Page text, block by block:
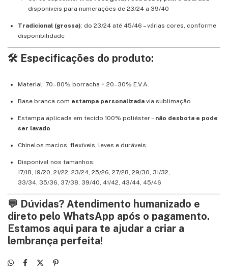
disponíveis para numerações de 23/24 a 39/40
Tradicional (grossa): do 23/24 até 45/46 – várias cores, conforme
disponibilidade
🛠️ Especificações do produto:
Material: 70–80% borracha + 20–30% E.V.A.
Base branca com estampa personalizada via sublimação
Estampa aplicada em tecido 100% poliéster – não desbota e pode
ser lavado
Chinelos macios, flexíveis, leves e duráveis
Disponível nos tamanhos:
17/18, 19/20, 21/22, 23/24, 25/26, 27/28, 29/30, 31/32,
33/34, 35/36, 37/38, 39/40, 41/42, 43/44, 45/46
💬 Dúvidas? Atendimento humanizado e
direto pelo WhatsApp após o pagamento.
Estamos aqui para te ajudar a criar a
lembrança perfeita!